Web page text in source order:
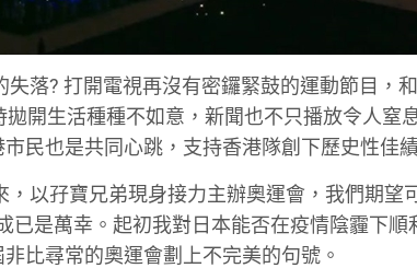
落? 打開電視再沒有密鑼緊鼓的運動節目，
開生活種種不如意，新聞也不只播放令人窒
民也是共同心跳，支持香港隊創下歷史性佳績
以孖寶兄弟現身接力主辦奧運會，我們期望
是萬幸。起初我對日本能否在疫情陰霾下順
比尋常的奧運會劃上不完美的句號。